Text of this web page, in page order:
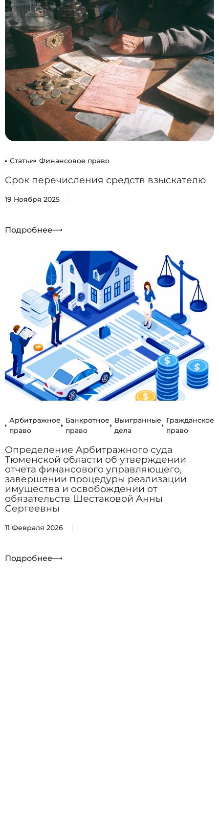
Статьи Финансовое право
Срок перечисления средств взыскателю
19 Ноября 2025
Подробнее
Арбитражное
право
Банкротное
право
Выигранные
дела
Гражданское
право
Определение Арбитражного суда
Тюменской области об утверждении
отчета финансового управляющего,
завершении процедуры реализации
имущества и освобождении от
обязательств Шестаковой Анны
Сергеевны
11 Февраля 2026
Подробнее